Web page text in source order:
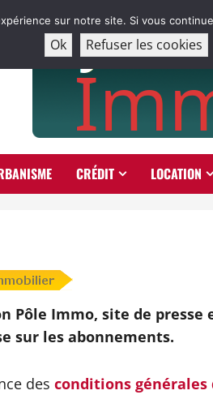
CRÉDIT LOCATION
Pôle Immo, site de presse
sur les abonnements.
des conditions générales
sur notre site. Si vous
Ok Refuser les cookies